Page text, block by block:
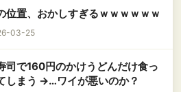
位置、おかしすぎるｗｗｗｗｗｗ
03-25
司で160円のかけうどんだけ食っ
しまう →…ワイが悪いのか？